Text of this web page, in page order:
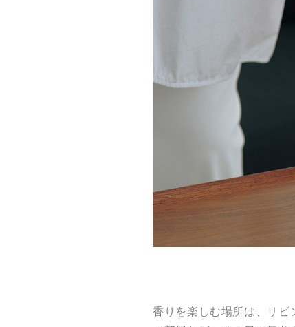
香りを楽しむ場所は、リビ